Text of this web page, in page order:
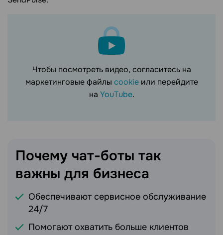
Чтобы посмотреть видео, согласитесь на
маркетинговые файлы cookie или перейдите
на YouTube.
Почему чат-боты так
важны для бизнеса
Обеспечивают сервисное обслуживание
24/7
Помогают охватить больше клиентов